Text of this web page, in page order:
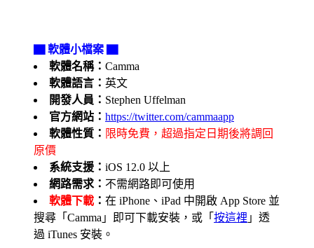
▇ 軟體小檔案 ▇
軟體名稱： Camma
軟體語言： 英文
開發人員： Stephen Uffelman
官方網站： https://twitter.com/cammaapp
軟體性質： 限時免費，超過指定日期後將調回
原價
系統支援： iOS 12.0 以上
網路需求： 不需網路即可使用
軟體下載 ： 在 iPhone、iPad 中開啟 App Store 並
搜尋「Camma」即可下載安裝，或「 按這裡 」透
過 iTunes 安裝。